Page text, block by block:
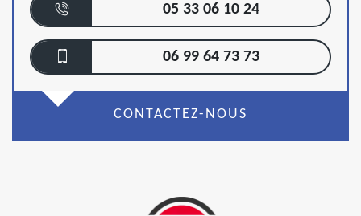
05 33 06 10 24
06 99 64 73 73
CONTACTEZ-NOUS